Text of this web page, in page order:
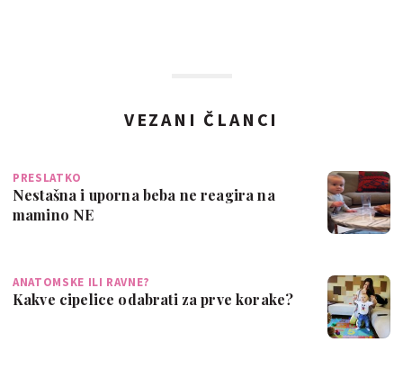
VEZANI ČLANCI
PRESLATKO
Nestašna i uporna beba ne reagira na
mamino NE
ANATOMSKE ILI RAVNE?
Kakve cipelice odabrati za prve korake?